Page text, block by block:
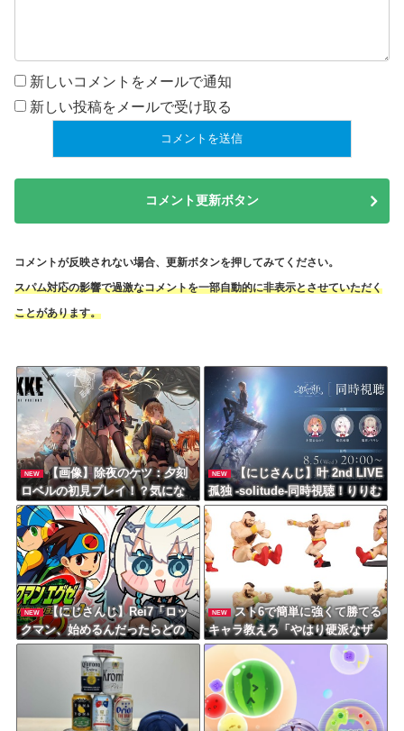
新しいコメントをメールで通知
新しい投稿をメールで受け取る
コメント更新ボタン
コメントが反映されない場合、更新ボタンを押してみてください。
スパム対応の影響で過激なコメントを一部自動的に非表示とさせていただく
ことがあります。
NEW
【画像】除夜のケツ：夕刻
ロベルの初見プレイ！？気にな
っていたNIKKEを初めてやって
みるぞ！！！
NEW
【にじさんじ】叶 2nd LIVE
孤独 -solitude-同時視聴！りりむ
感極まって泣いちゃってるやん
け
NEW
【にじさんじ】Rei7「ロッ
クマン、始めるんだったらどの
シリーズがいいかな？３と
NEW
スト6で簡単に強くて勝てる
キャラ教えろ「やはり硬派なザ
ンギエフさん」